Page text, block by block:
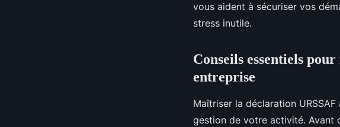
vous aident à sécuriser vos
stress inutile.
Conseils essentiels
entreprise
Maîtriser la déclaration
gestion de votre activité. Avant